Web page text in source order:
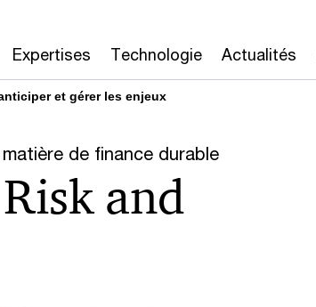
Expertises Technologie Actualités
et gérer les enjeux
de finance durable
and